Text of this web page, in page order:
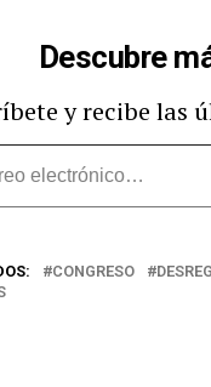
Descubre
y recibe las
CONGRESO